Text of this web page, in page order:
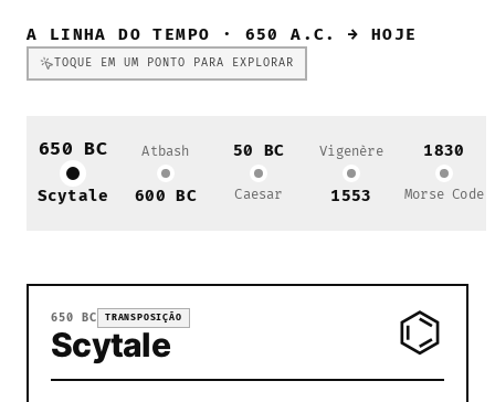
A LINHA DO TEMPO · 650 A.C. → HOJE
TOQUE EM UM PONTO PARA EXPLORAR
650 BC
Scytale
Atbash
600 BC
50 BC
Caesar
Vigenère
1553
1830
Morse Code
650 BC TRANSPOSIÇÃO
Scytale ⌬